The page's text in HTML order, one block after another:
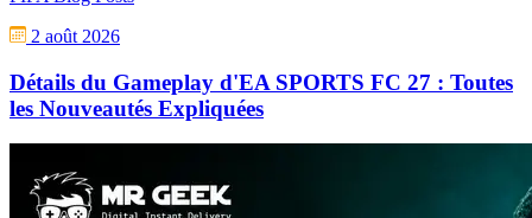
2 août 2026
Détails du Gameplay d'EA SPORTS FC 27 : Toutes
les Nouveautés Expliquées